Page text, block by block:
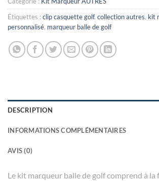
Étiquettes :clip casquette golf, collection autres, kit
personnalisé, marqueur balle de golf
DESCRIPTION
INFORMATIONS COMPLÉMENTAIRES
AVIS (0)
Le kit marqueur balle de golf comprend à la